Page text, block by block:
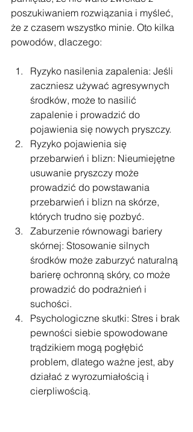
poszukiwaniem rozwiązania i myśleć,
że z czasem wszystko minie. Oto kilka
powodów, dlaczego:
Ryzyko nasilenia zapalenia: Jeśli
zaczniesz używać agresywnych
środków, może to nasilić
zapalenie i prowadzić do
pojawienia się nowych pryszczy.
Ryzyko pojawienia się
przebarwień i blizn: Nieumiejętne
usuwanie pryszczy może
prowadzić do powstawania
przebarwień i blizn na skórze,
których trudno się pozbyć.
Zaburzenie równowagi bariery
skórnej: Stosowanie silnych
środków może zaburzyć naturalną
barierę ochronną skóry, co może
prowadzić do podrażnień i
suchości.
Psychologiczne skutki: Stres i brak
pewności siebie spowodowane
trądzikiem mogą pogłębić
problem, dlatego ważne jest, aby
działać z wyrozumiałością i
cierpliwością.